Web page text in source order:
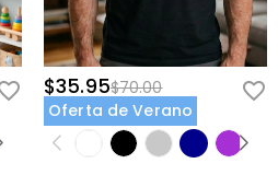
$35.95$70.00
Oferta de Verano